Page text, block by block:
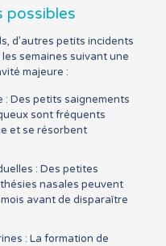
possibles
d’autres petits incidents
semaines suivant une
majeure :
: Des petits saignements
sont fréquents
et se résorbent
: Des petites
nasales peuvent
avant de disparaître
: La formation de